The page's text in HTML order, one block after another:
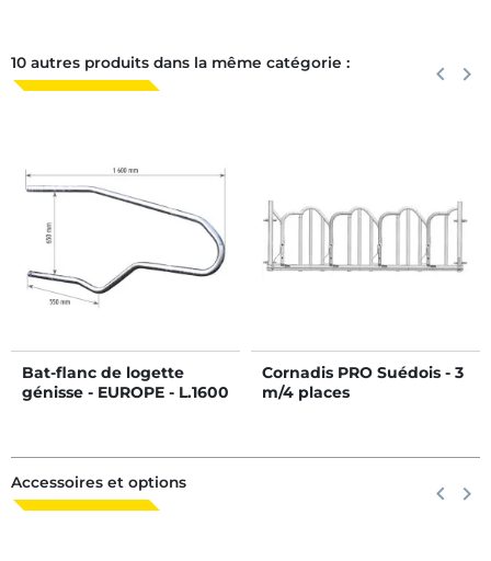
10 autres produits dans la même catégorie : keyboard_arrow_left keyboard_arrow_right
Bat-flanc de logette
génisse - EUROPE - L.1600
Cornadis PRO Suédois - 3
m/4 places
Accessoires et options keyboard_arrow_left keyboard_arrow_right